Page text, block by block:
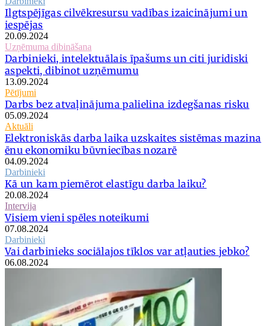
Ilgtspējīgas cilvēkresursu vadības izaicinājumi un
iespējas
20.09.2024
Uzņēmuma dibināšana
Darbinieki, intelektuālais īpašums un citi juridiski
aspekti, dibinot uzņēmumu
13.09.2024
Pētījumi
Darbs bez atvaļinājuma palielina izdegšanas risku
05.09.2024
Aktuāli
Elektroniskās darba laika uzskaites sistēmas mazina
ēnu ekonomiku būvniecības nozarē
04.09.2024
Darbinieki
Kā un kam piemērot elastīgu darba laiku?
20.08.2024
Intervija
Visiem vieni spēles noteikumi
07.08.2024
Darbinieki
Vai darbinieks sociālajos tīklos var atļauties jebko?
06.08.2024